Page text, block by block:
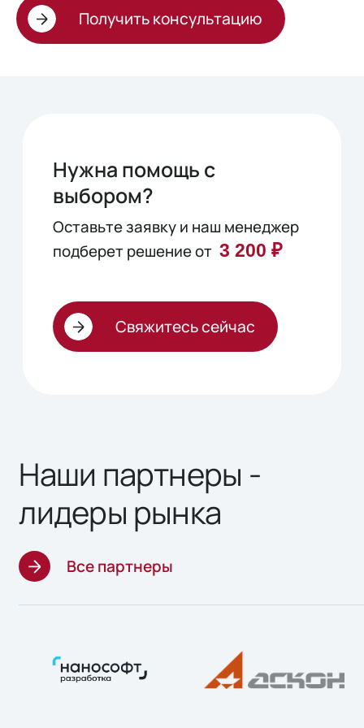
Получить консультацию
Нужна помощь с
выбором?
Оставьте заявку и наш менеджер
подберет решение от 3 200 ₽
Свяжитесь сейчас
Наши партнеры -
лидеры рынка
Все партнеры